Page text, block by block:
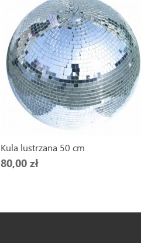
Kula lustrzana 50 cm
80,00 zł